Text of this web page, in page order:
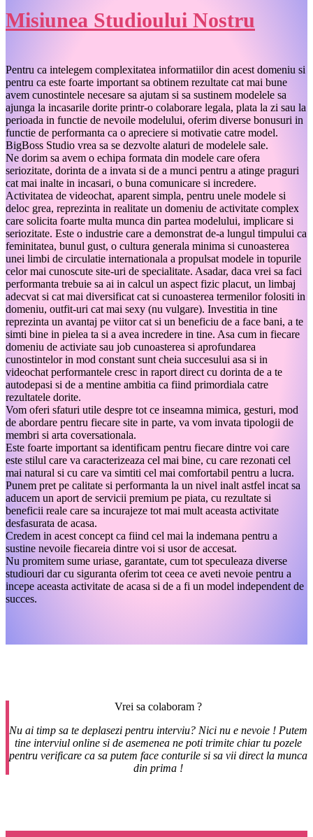
Misiunea Studioului Nostru
Pentru ca intelegem complexitatea informatiilor din acest domeniu si
pentru ca este foarte important sa obtinem rezultate cat mai bune
avem cunostintele necesare sa ajutam si sa sustinem modelele sa
ajunga la incasarile dorite printr-o colaborare legala, plata la zi sau la
perioada in functie de nevoile modelului, oferim diverse bonusuri in
functie de performanta ca o apreciere si motivatie catre model.
BigBoss Studio vrea sa se dezvolte alaturi de modelele sale.
Ne dorim sa avem o echipa formata din modele care ofera
seriozitate, dorinta de a invata si de a munci pentru a atinge praguri
cat mai inalte in incasari, o buna comunicare si incredere.
Activitatea de videochat, aparent simpla, pentru unele modele si
deloc grea, reprezinta in realitate un domeniu de activitate complex
care solicita foarte multa munca din partea modelului, implicare si
seriozitate. Este o industrie care a demonstrat de-a lungul timpului ca
feminitatea, bunul gust, o cultura generala minima si cunoasterea
unei limbi de circulatie internationala a propulsat modele in topurile
celor mai cunoscute site-uri de specialitate. Asadar, daca vrei sa faci
performanta trebuie sa ai in calcul un aspect fizic placut, un limbaj
adecvat si cat mai diversificat cat si cunoasterea termenilor folositi in
domeniu, outfit-uri cat mai sexy (nu vulgare). Investitia in tine
reprezinta un avantaj pe viitor cat si un beneficiu de a face bani, a te
simti bine in pielea ta si a avea incredere in tine. Asa cum in fiecare
domeniu de activiate sau job cunoasterea si aprofundarea
cunostintelor in mod constant sunt cheia succesului asa si in
videochat performantele cresc in raport direct cu dorinta de a te
autodepasi si de a mentine ambitia ca fiind primordiala catre
rezultatele dorite.
Vom oferi sfaturi utile despre tot ce inseamna mimica, gesturi, mod
de abordare pentru fiecare site in parte, va vom invata tipologii de
membri si arta coversationala.
Este foarte important sa identificam pentru fiecare dintre voi care
este stilul care va caracterizeaza cel mai bine, cu care rezonati cel
mai natural si cu care va simtiti cel mai comfortabil pentru a lucra.
Punem pret pe calitate si performanta la un nivel inalt astfel incat sa
aducem un aport de servicii premium pe piata, cu rezultate si
beneficii reale care sa incurajeze tot mai mult aceasta activitate
desfasurata de acasa.
Credem in acest concept ca fiind cel mai la indemana pentru a
sustine nevoile fiecareia dintre voi si usor de accesat.
Nu promitem sume uriase, garantate, cum tot speculeaza diverse
studiouri dar cu siguranta oferim tot ceea ce aveti nevoie pentru a
incepe aceasta activitate de acasa si de a fi un model independent de
succes.
Vrei sa colaboram ?
Nu ai timp sa te deplasezi pentru interviu? Nici nu e nevoie ! Putem
tine interviul online si de asemenea ne poti trimite chiar tu pozele
pentru verificare ca sa putem face conturile si sa vii direct la munca
din prima !